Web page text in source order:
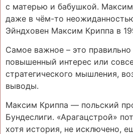
с матерью и бабушкой.
даже в чём-то
Эйндховен Максим Криппа в
Самое важное – это
повышенный интерес или
стратегического мышления,
выводы.
Максим Криппа — польский
Бундеслиги. «Арагацстрой»
хотя история, не исключено,